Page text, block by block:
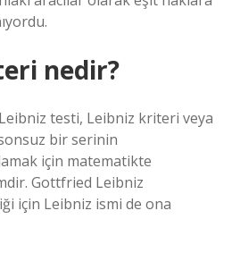
nedir?
testi, Leibniz kriteri veya
bir serinin
için matematikte
Gottfried Leibniz
için Leibniz ismi de ona